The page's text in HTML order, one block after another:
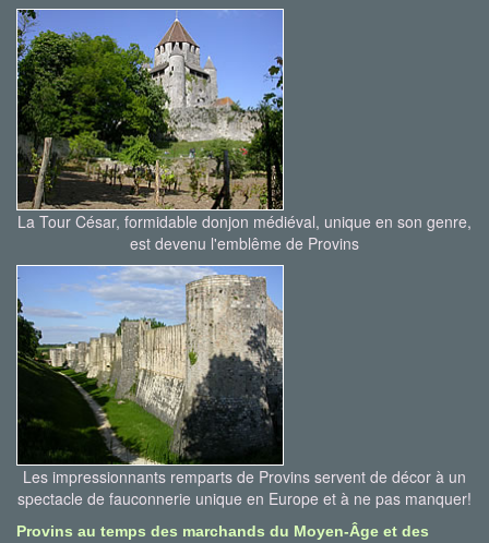
La Tour César, formidable donjon médiéval, unique en son genre,
est devenu l'emblême de Provins
Les impressionnants remparts de Provins servent de décor à un
spectacle de fauconnerie unique en Europe et à ne pas manquer!
Provins au temps des marchands du Moyen-Âge et des